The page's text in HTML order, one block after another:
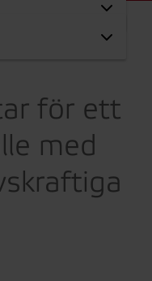
för ett
med